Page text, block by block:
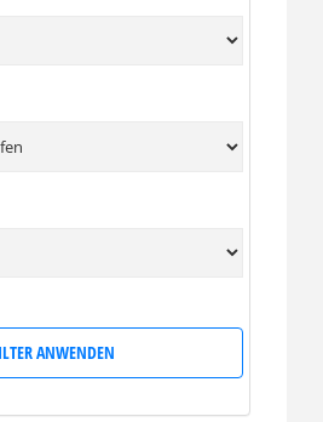
ANWENDEN